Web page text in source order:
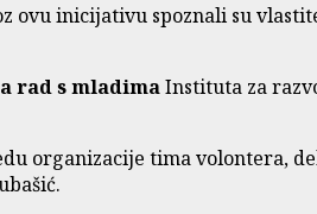
inicijativu spoznali su
rad s mladimaInstituta za
organizacije tima volontera,